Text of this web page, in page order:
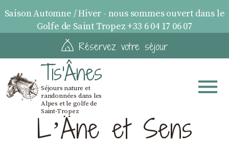
Saison Automne / Hiver - nous sommes ouvert dans le
Golfe de Saint Tropez +33 6 04 17 06 07
Réservez votre séjour
Tis'Ânes
Séjours nature et
randonnées dans les
Alpes et le golfe de
Saint-Tropez
LʼÂne et Sens